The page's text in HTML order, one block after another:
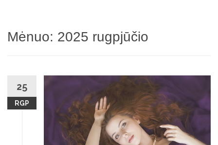
Mėnuo: 2025 rugpjūčio
25
RGP